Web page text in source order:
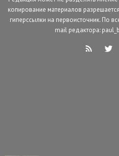
копирование материалов
гиперссылки на первоисточник. По
mail редактора: